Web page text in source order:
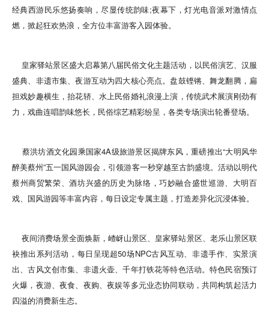
经典西游民乐悠扬奏响，尽显传统韵味;夜幕下，灯光电音派对激情点
燃，掀起狂欢热浪，全方位丰富游客入园体验。
皇家驿站景区盛大启幕第八届民俗文化主题活动，以民俗演艺、汉服
盛典、非遗市集、夜游互动为四大核心亮点。盘鼓铿锵、舞龙翻腾，扁
担戏妙趣横生，抬花轿、水上民俗婚礼浪漫上演，传统武术展演刚劲有
力，戏曲连唱韵味悠长，民俗综艺精彩纷呈，各类专场演出轮番登场。
蔡洪坊酒文化园乘国家4A级旅游景区揭牌东风，重磅推出“大明风华
醉美蔡州”五一国风游园会，引领游客一秒穿越至古韵盛境。活动以明代
蔡州商贸繁荣、酒坊兴盛的历史为脉络，巧妙融合盛世巡游、大明百
戏、国风游园等丰富内容，每日设定专属主题，打造差异化沉浸体验。
夜间消费场景全面焕新，嵖岈山景区、皇家驿站景区、老乐山景区联
袂推出系列活动，每日呈现超50场NPC古风互动、非遗手作、实景演
出、古风文创市集、非遗火壶、千年打铁花等特色活动。特色民宿预订
火爆，夜游、夜食、夜购、夜娱等多元业态协同联动，共同构筑起活力
四溢的消费新生态。